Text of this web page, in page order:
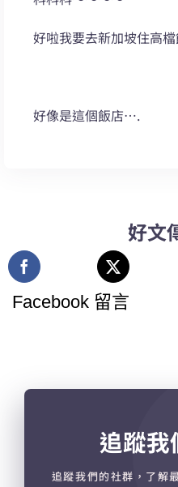
好啦我要去新加坡住高
好像是這個飯店….
好文
Facebook 留言
追蹤我
追蹤我們的社群，了解